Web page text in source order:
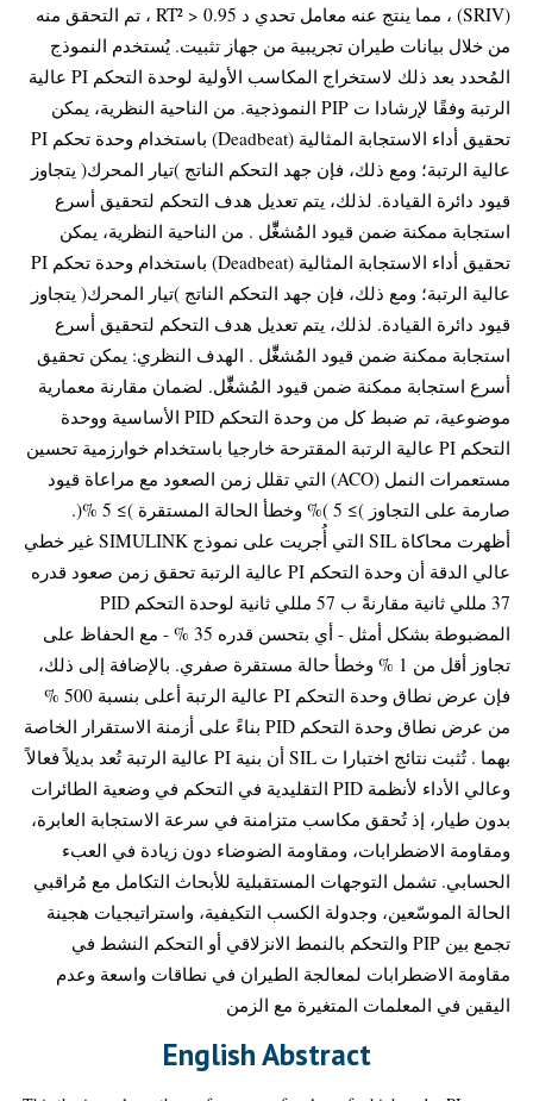
(SRIV) ، مما ينتج عنه معامل تحدي د RT² > 0.95 ، تم التحقق منه
من خلال بيانات طيران تجريبية من جهاز تثبيت. يُستخدم النموذج
المُحدد بعد ذلك لاستخراج المكاسب الأولية لوحدة التحكم PI عالية
الرتبة وفقًا لإرشادا ت PIP النموذجية. من الناحية النظرية، يمكن
تحقيق أداء الاستجابة المثالية (Deadbeat) باستخدام وحدة تحكم PI
عالية الرتبة؛ ومع ذلك، فإن جهد التحكم الناتج )تيار المحرك( يتجاوز
قيود دائرة القيادة. لذلك، يتم تعديل هدف التحكم لتحقيق أسرع
استجابة ممكنة ضمن قيود المُشغِّّل . من الناحية النظرية، يمكن
تحقيق أداء الاستجابة المثالية (Deadbeat) باستخدام وحدة تحكم PI
عالية الرتبة؛ ومع ذلك، فإن جهد التحكم الناتج )تيار المحرك( يتجاوز
قيود دائرة القيادة. لذلك، يتم تعديل هدف التحكم لتحقيق أسرع
استجابة ممكنة ضمن قيود المُشغِّّل . الهدف النظري: يمكن تحقيق
أسرع استجابة ممكنة ضمن قيود المُشغِّّل. لضمان مقارنة معمارية
موضوعية، تم ضبط كل من وحدة التحكم PID الأساسية ووحدة
التحكم PI عالية الرتبة المقترحة خارجيا باستخدام خوارزمية تحسين
مستعمرات النمل (ACO) التي تقلل زمن الصعود مع مراعاة قيود
صارمة على التجاوز )≥ 5 )% وخطأ الحالة المستقرة )≥ 5 %(.
أظهرت محاكاة SIL التي أُجريت على نموذج SIMULINK غير خطي
عالي الدقة أن وحدة التحكم PI عالية الرتبة تحقق زمن صعود قدره
37 مللي ثانية مقارنةً ب 57 مللي ثانية لوحدة التحكم PID
المضبوطة بشكل أمثل - أي بتحسن قدره 35 % - مع الحفاظ على
تجاوز أقل من 1 % وخطأ حالة مستقرة صفري. بالإضافة إلى ذلك،
فإن عرض نطاق وحدة التحكم PI عالية الرتبة أعلى بنسبة 500 %
من عرض نطاق وحدة التحكم PID بناءً على أزمنة الاستقرار الخاصة
بهما . تُثبت نتائج اختبارا ت SIL أن بنية PI عالية الرتبة تُعد بديلاً فعالاً
وعالي الأداء لأنظمة PID التقليدية في التحكم في وضعية الطائرات
بدون طيار، إذ تُحقق مكاسب متزامنة في سرعة الاستجابة العابرة،
ومقاومة الاضطرابات، ومقاومة الضوضاء دون زيادة في العبء
الحسابي. تشمل التوجهات المستقبلية للأبحاث التكامل مع مُراقبي
الحالة الموسّعين، وجدولة الكسب التكيفية، واستراتيجيات هجينة
تجمع بين PIP والتحكم بالنمط الانزلاقي أو التحكم النشط في
مقاومة الاضطرابات لمعالجة الطيران في نطاقات واسعة وعدم
اليقين في المعلمات المتغيرة مع الزمن
English Abstract